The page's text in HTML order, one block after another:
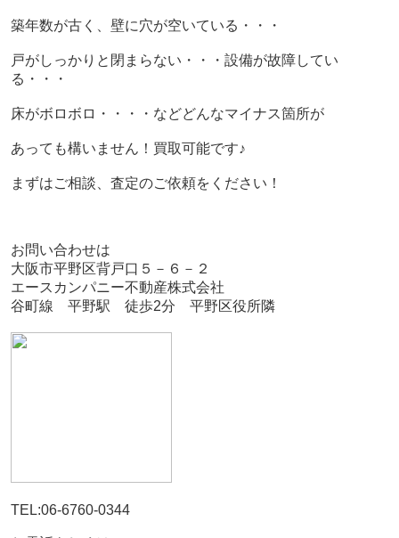
築年数が古く、壁に穴が空いている・・・
戸がしっかりと閉まらない・・・設備が故障してい
る・・・
床がボロボロ・・・・などどんなマイナス箇所が
あっても構いません！買取可能です♪
まずはご相談、査定のご依頼をください！
お問い合わせは
大阪市平野区背戸口５－６－２
エースカンパニー不動産株式会社
谷町線 平野駅 徒歩2分 平野区役所隣
TEL:06-6760-0344